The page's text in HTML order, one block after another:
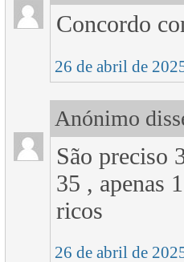
Concordo
26 de abril de
Anónimo
São preciso
35 , apenas
ricos
26 de abril de